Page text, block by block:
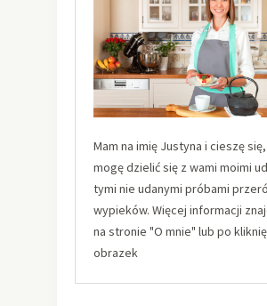
Mam na imię Justyna i cieszę
mogę dzielić się z wami moimi
tymi nie udanymi próbami
wypieków. Więcej informacji
na stronie "O mnie" lub po
obrazek